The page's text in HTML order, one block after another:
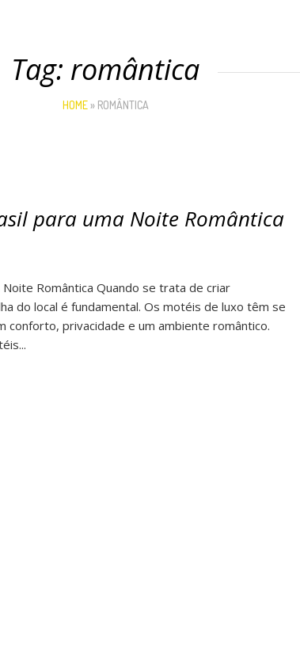
Tag: romântica
HOME» ROMÂNTICA
para uma Noite Romântica
Romântica Quando se trata de criar
do local é fundamental. Os motéis de luxo têm se
conforto, privacidade e um ambiente romântico.